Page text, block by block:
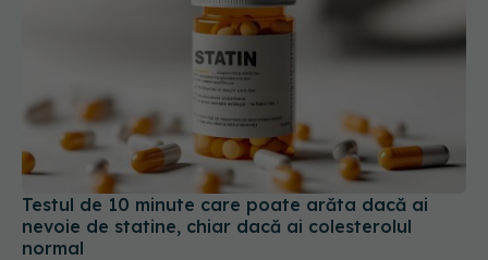
Testul de 10 minute care poate arăta dacă ai
nevoie de statine, chiar dacă ai colesterolul
normal